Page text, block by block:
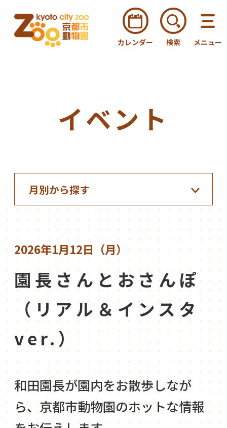
カレンダー 検索 メニュー
イベント
2026年1月12日（月）
園長さんとおさんぽ
（リアル＆インスタ
ver.）
和田園長が園内をお散歩しなが
ら、京都市動物園のホットな情報